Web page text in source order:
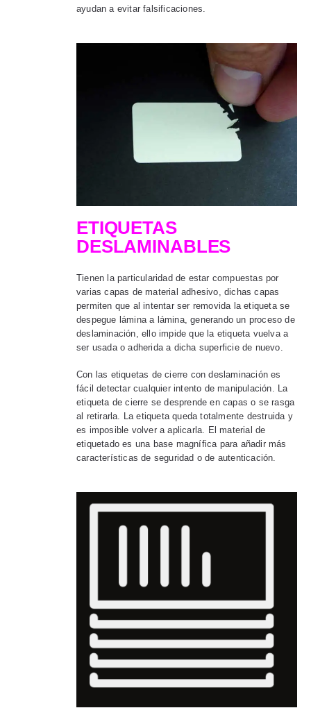
ayudan a evitar falsificaciones.
ETIQUETAS
DESLAMINABLES
Tienen la particularidad de estar compuestas por
varias capas de material adhesivo, dichas capas
permiten que al intentar ser removida la etiqueta se
despegue lámina a lámina, generando un proceso de
deslaminación, ello impide que la etiqueta vuelva a
ser usada o adherida a dicha superficie de nuevo.
Con las etiquetas de cierre con deslaminación es
fácil detectar cualquier intento de manipulación. La
etiqueta de cierre se desprende en capas o se rasga
al retirarla. La etiqueta queda totalmente destruida y
es imposible volver a aplicarla. El material de
etiquetado es una base magnífica para añadir más
características de seguridad o de autenticación.